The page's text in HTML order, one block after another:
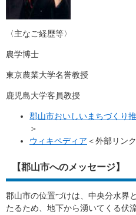
〈主なご経歴等〉
農学博士
東京農業大学名誉教授
鹿児島大学客員教授
郡山市おいしいまちづくり
＞
ウィキペディア ＜外部リン
【郡山市へのメッセージ】
郡山市の位置づけは、中央分水界
たるため、地下から湧いてくる伏